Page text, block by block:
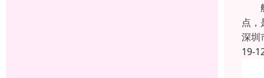
航
点
深圳
19-